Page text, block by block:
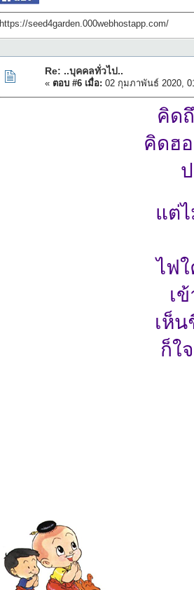
https://seed4garden.000webhostapp.com/
Re: ..บุคคลทั่วไป..
« ตอบ #6 เมื่อ: 02 กุมภาพันธ์ 2020,
คิด
คิดฮ
แต่
ไฟ
เ
เห็
ก็ใ